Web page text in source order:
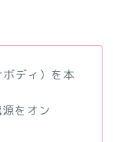
ディ）を本
をオン